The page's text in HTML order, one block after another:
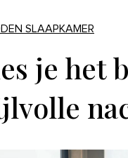
SLAAPKAMER
je het